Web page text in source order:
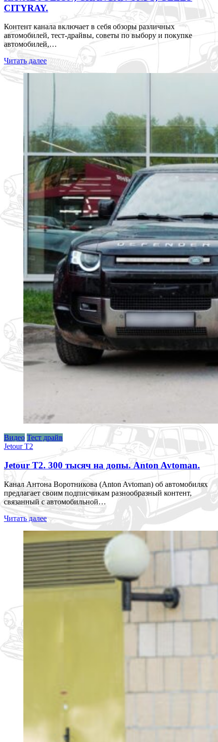
CITYRAY.
Контент канала включает в себя обзоры различных
автомобилей, тест-драйвы, советы по выбору и покупке
автомобилей,…
Читать далее
Видео Тест драйв
Jetour T2
Jetour T2. 300 тысяч на допы. Anton Avtoman.
Канал Антона Воротникова (Anton Avtoman) об автомобилях
предлагает своим подписчикам разнообразный контент,
связанный с автомобильной…
Читать далее